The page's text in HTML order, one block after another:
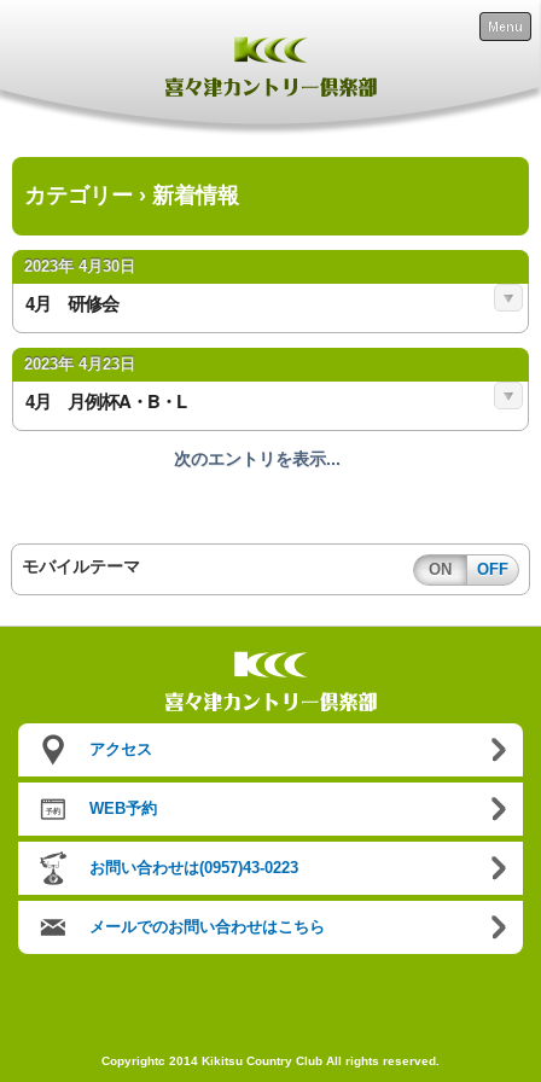
Menu
カテゴリー › 新着情報
2023年 4月30日
4月 研修会
2023年 4月23日
4月 月例杯A・B・L
次のエントリを表示...
モバイルテーマ ON OFF
アクセス
WEB予約
お問い合わせは(0957)43-0223
メールでのお問い合わせはこちら
Copyrightc 2014 Kikitsu Country Club All rights reserved.